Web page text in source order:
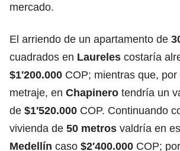
mercado.
El arriendo de un apartamento de
cuadrados en Laureles costaría
$1′200.000 COP; mientras que,
metraje, en Chapinero tendría un
de $1′520.000 COP. Continuando
vivienda de 50 metros valdría en
Medellín caso $2′400.000 COP;